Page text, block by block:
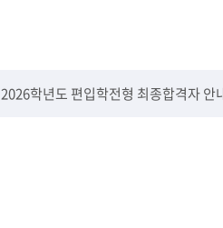
2026학년도 편입학전형 최종합격자